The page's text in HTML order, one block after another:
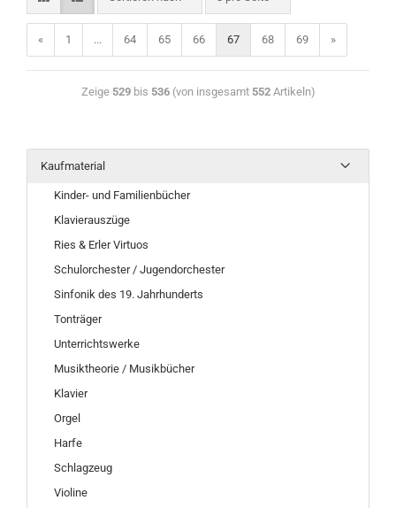
« 1 ... 64 65 66 67 68 69 »
Zeige 529bis 536(von insgesamt 552Artikeln)
Kaufmaterial
Kinder- und Familienbücher
Klavierauszüge
Ries & Erler Virtuos
Schulorchester / Jugendorchester
Sinfonik des 19. Jahrhunderts
Tonträger
Unterrichtswerke
Musiktheorie / Musikbücher
Klavier
Orgel
Harfe
Schlagzeug
Violine